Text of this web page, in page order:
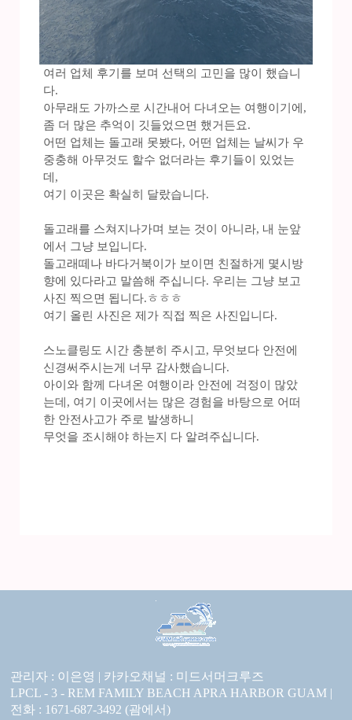
여러 업체 후기를 보며 선택의 고민을 많이 했습니
다.
아무래도 가까스로 시간내어 다녀오는 여행이기에,
좀 더 많은 추억이 깃들었으면 했거든요.
어떤 업체는 돌고래 못봤다, 어떤 업체는 날씨가 우
중충해 아무것도 할수 없더라는 후기들이 있었는
데,
여기 이곳은 확실히 달랐습니다.
돌고래를 스쳐지나가며 보는 것이 아니라, 내 눈앞
에서 그냥 보입니다.
돌고래떼나 바다거북이가 보이면 친절하게 몇시방
향에 있다라고 말씀해 주십니다. 우리는 그냥 보고
사진 찍으면 됩니다.ㅎㅎㅎ
여기 올린 사진은 제가 직접 찍은 사진입니다.
스노클링도 시간 충분히 주시고, 무엇보다 안전에
신경써주시는게 너무 감사했습니다.
아이와 함께 다녀온 여행이라 안전에 걱정이 많았
는데, 여기 이곳에서는 많은 경험을 바탕으로 어떠
한 안전사고가 주로 발생하니
무엇을 조시해야 하는지 다 알려주십니다.
관리자 : 이은영 | 카카오채널 : 미드서머크루즈
LPCL - 3 - REM FAMILY BEACH APRA HARBOR GUAM |
전화 : 1671-687-3492 (괌에서)